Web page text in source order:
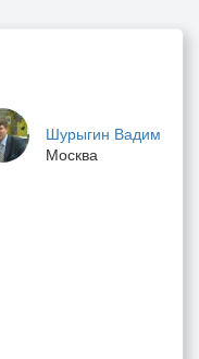
Шурыгин Вадим
Москва